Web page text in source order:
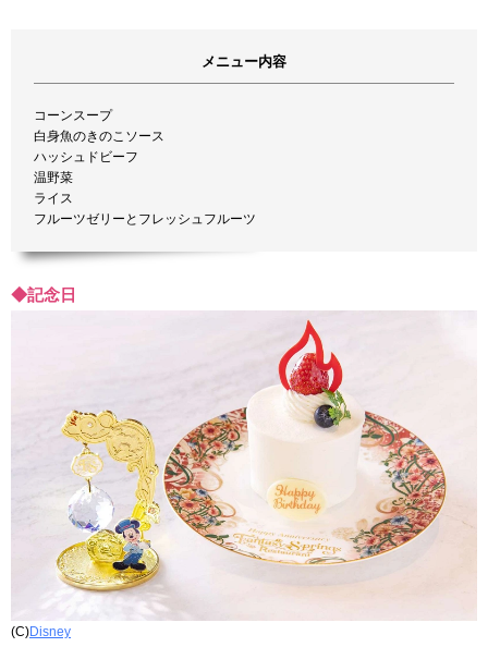
メニュー内容
コーンスープ
白身魚のきのこソース
ハッシュドビーフ
温野菜
ライス
フルーツゼリーとフレッシュフルーツ
◆記念日
(C)Disney